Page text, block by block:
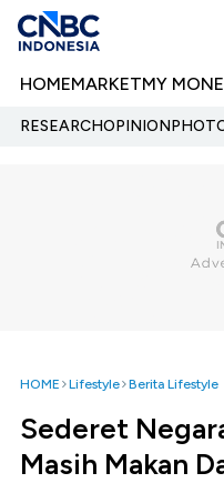
HOMEMARKETMY
RESEARCHOPINION
HOME Lifestyle Berita Lifestyle
Sederet
Masih Makan